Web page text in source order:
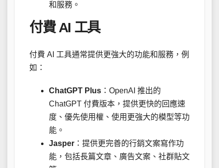
和服務。
付費 AI 工具
付費 AI 工具通常提供更強大的功能和服務，例
如：
ChatGPT Plus ：OpenAI 推出的
ChatGPT 付費版本，提供更快的回應速
度、優先使用權、使用更強大的模型等功
能。
Jasper ：提供更完善的行銷文案寫作功
能，包括長篇文章、廣告文案、社群貼文